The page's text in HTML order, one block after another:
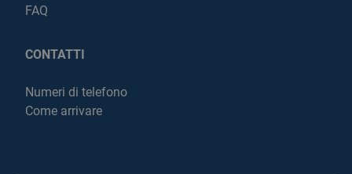
FAQ
CONTATTI
Numeri di telefono
Come arrivare